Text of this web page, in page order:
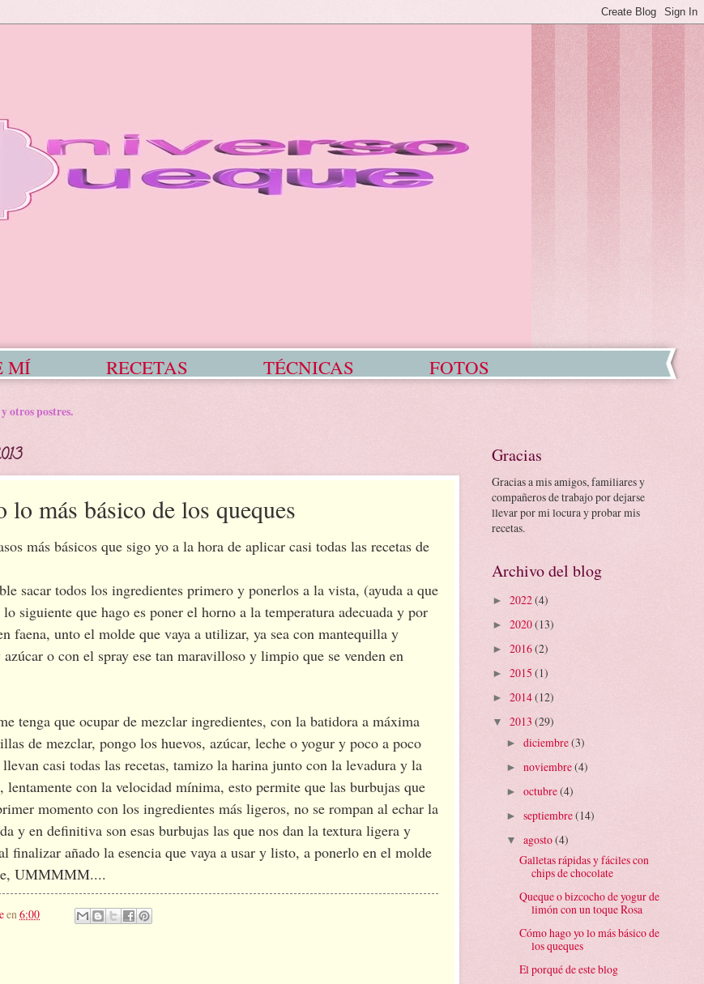
MÍ RECETAS TÉCNICAS FOTOS
otros postres.
lo más básico de los queques
más básicos que sigo yo a la hora de aplicar casi todas las recetas de
sacar todos los ingredientes primero y ponerlos a la vista, (ayuda a que
siguiente que hago es poner el horno a la temperatura adecuada y por
faena, unto el molde que vaya a utilizar, ya sea con mantequilla y
o con el spray ese tan maravilloso y limpio que se venden en
tenga que ocupar de mezclar ingredientes, con la batidora a máxima
de mezclar, pongo los huevos, azúcar, leche o yogur y poco a poco
casi todas las recetas, tamizo la harina junto con la levadura y la
con la velocidad mínima, esto permite que las burbujas que
momento con los ingredientes más ligeros, no se rompan al echar la
y en definitiva son esas burbujas las que nos dan la textura ligera y
finalizar añado la esencia que vaya a usar y listo, a ponerlo en el molde
UMMMMM....
en6:00
Gracias
Graciasa mis amigos, familiares y
compañeros de trabajo por dejarse
llevar por mi locura y probar mis
recetas.
Archivo del blog
► 2022(4)
► 2020(13)
► 2016(2)
► 2015 (1)
► 2014(12)
▼ 2013 (29)
► diciembre(3)
► noviembre(4)
► octubre(4)
► septiembre(14)
▼ agosto(4)
Galletas rápidas y fáciles con
chips de chocolate
Queque o bizcocho de yogur de
limón con un toque Rosa
Cómo hago yo lo más básico de
los queques
El porqué de este blog